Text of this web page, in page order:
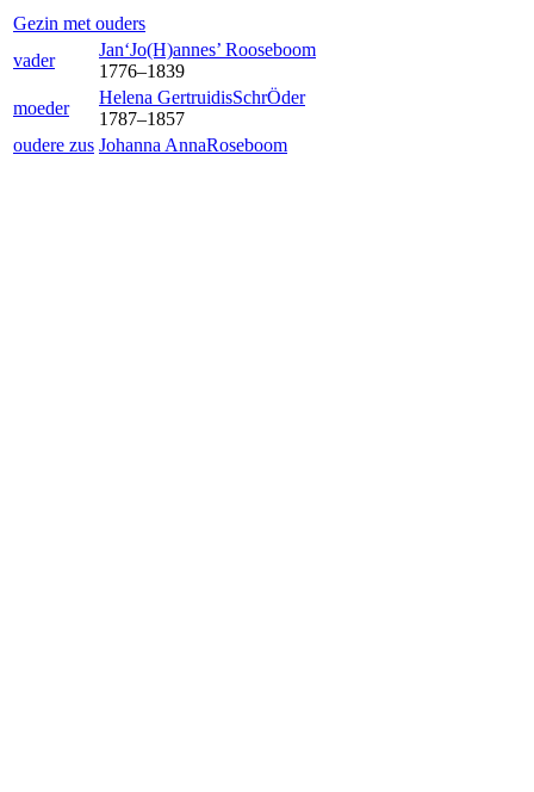
Gezin met ouders
vader
Jan‘Jo(H)annes’ Rooseboom
1776–1839
moeder
Helena GertruidisSchrÖder
1787–1857
oudere zus Johanna AnnaRoseboom